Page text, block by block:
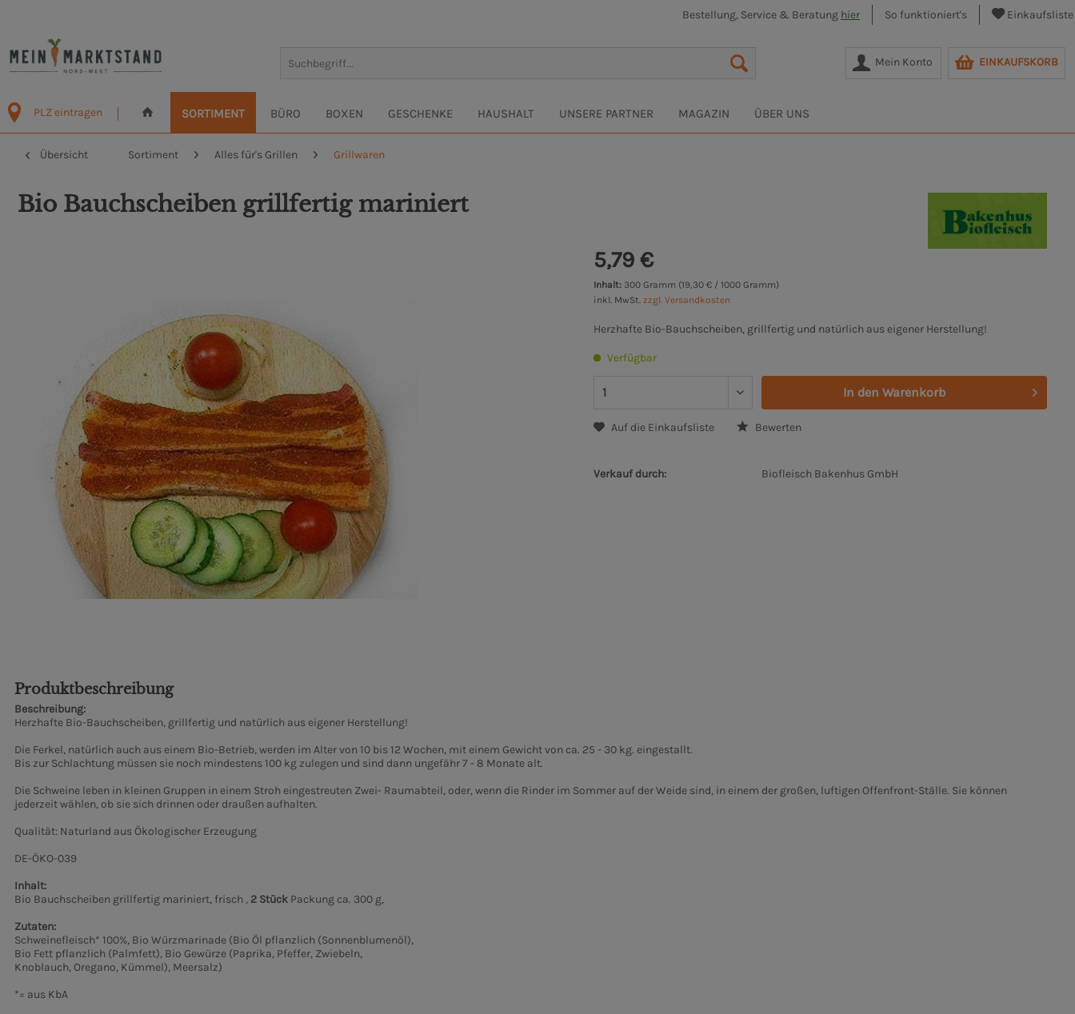
Bestellung, Service & Beratung hier So funktioniert's Einkaufsliste
Mein Konto EINKAUFSKORB
PLZ eintragen SORTIMENT BÜRO BOXEN GESCHENKE HAUSHALT UNSERE PARTNER MAGAZIN ÜBER UNS
Übersicht Sortiment Alles für's Grillen Grillwaren
Bio Bauchscheiben grillfertig mariniert
5,79 €
Inhalt: 300 Gramm (19,30 € / 1000 Gramm)
inkl. MwSt.zzgl. Versandkosten
Herzhafte Bio-Bauchscheiben, grillfertig und natürlich aus eigener Herstellung!
Verfügbar
In den Warenkorb
Auf die Einkaufsliste Bewerten
Verkauf durch: Biofleisch Bakenhus GmbH
Produktbeschreibung
Beschreibung:
Herzhafte Bio-Bauchscheiben, grillfertig und natürlich aus eigener Herstellung!
Die Ferkel, natürlich auch aus einem Bio-Betrieb, werden im Alter von 10 bis 12 Wochen, mit einem Gewicht von ca. 25 - 30 kg. eingestallt.
Bis zur Schlachtung müssen sie noch mindestens 100 kg zulegen und sind dann ungefähr 7 - 8 Monate alt.
Die Schweine leben in kleinen Gruppen in einem Stroh eingestreuten Zwei- Raumabteil, oder, wenn die Rinder im Sommer auf der Weide sind, in einem der großen, luftigen Offenfront-Ställe. Sie können
jederzeit wählen, ob sie sich drinnen oder draußen aufhalten.
Qualität: Naturland aus Ökologischer Erzeugung
DE-ÖKO-039
Inhalt:
Bio Bauchscheiben grillfertig mariniert, frisch , 2 Stück Packung ca. 300 g,
Zutaten:
Schweinefleisch* 100%, Bio Würzmarinade (Bio Öl pflanzlich (Sonnenblumenöl),
Bio Fett pflanzlich (Palmfett), Bio Gewürze (Paprika, Pfeffer, Zwiebeln,
Knoblauch, Oregano, Kümmel), Meersalz)
*= aus KbA